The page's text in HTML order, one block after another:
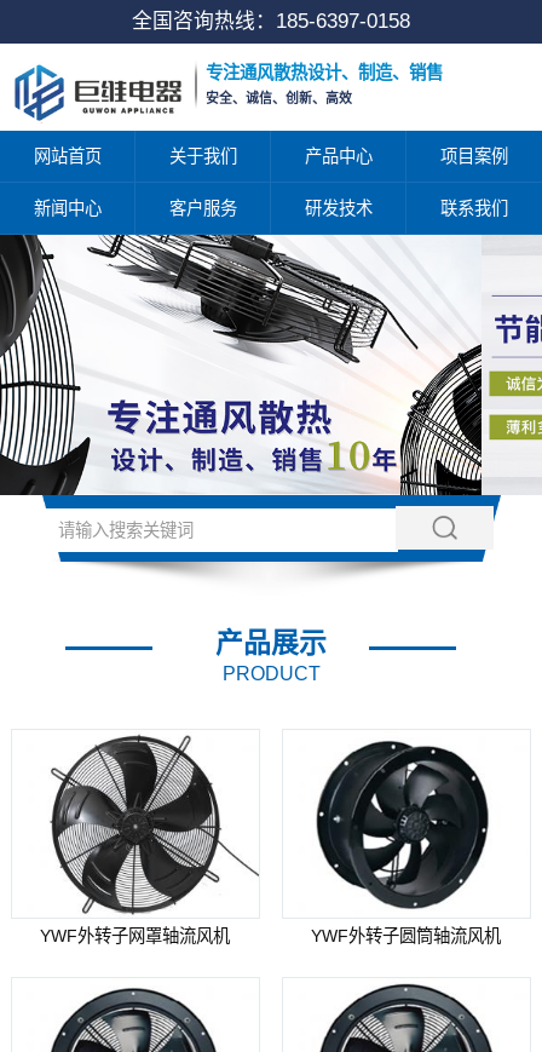
全国咨询热线： 185-6397-0158
专注通风散热设计、制造、销售
安全、诚信、创新、高效
网站首页 关于我们 产品中心 项目案例
新闻中心 客户服务 研发技术 联系我们
产品展示
PRODUCT
YWF外转子网罩轴流风机 YWF外转子圆筒轴流风机